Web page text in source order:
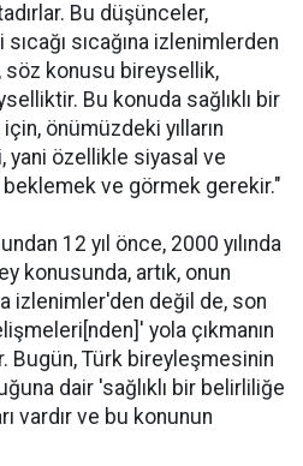
Bu düşünceler,
sıcağı sıcağına izlenimlerden
söz konusu bireysellik,
Bu konuda sağlıklı bir
önümüzdeki yılların
özellikle siyasal ve
ve görmek gerekir."
12 yıl önce, 2000 yılında
konusunda, artık, onun
izlenimler'den değil de, son
yola çıkmanın
Bugün, Türk bireyleşmesinin
dair 'sağlıklı bir belirliliğe
vardır ve bu konunun